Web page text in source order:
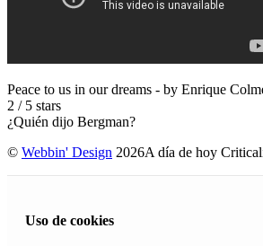
Peace to us in our dreams - by Enrique
2 / 5 stars
¿Quién dijo Bergman?
© Webbin' Design 2026A día de hoy
Uso de cookies